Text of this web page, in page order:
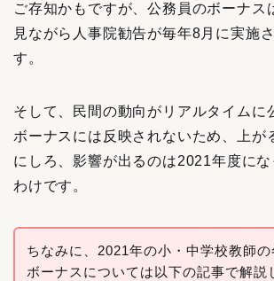
ご存知かもですが、公務員のボーナス
見ながら人事院勧告が毎年8月に実施
す。
そして、民間の動向がリアルタイムに
ボーナスには反映されないため、上が
にしろ、影響が出るのは2021年度にな
わけです。
ちなみに、2021年の小・中学校教師の
ボーナスについては以下の記事で解説